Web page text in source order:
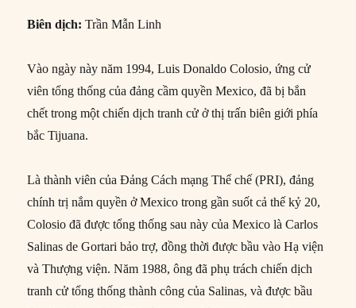
Biên dịch: Trần Mẫn Linh
Vào ngày này năm 1994, Luis Donaldo Colosio, ứng cử
viên tổng thống của đảng cầm quyền Mexico, đã bị bắn
chết trong một chiến dịch tranh cử ở thị trấn biên giới phía
bắc Tijuana.
Là thành viên của Đảng Cách mạng Thể chế (PRI), đảng
chính trị nắm quyền ở Mexico trong gần suốt cả thế kỷ 20,
Colosio đã được tổng thống sau này của Mexico là Carlos
Salinas de Gortari bảo trợ, đồng thời được bầu vào Hạ viện
và Thượng viện. Năm 1988, ông đã phụ trách chiến dịch
tranh cử tổng thống thành công của Salinas, và được bầu